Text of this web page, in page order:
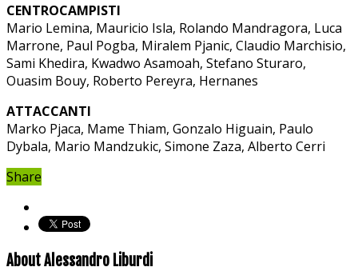
CENTROCAMPISTI
Mario Lemina, Mauricio Isla, Rolando Mandragora, Luca
Marrone, Paul Pogba, Miralem Pjanic, Claudio Marchisio,
Sami Khedira, Kwadwo Asamoah, Stefano Sturaro,
Ouasim Bouy, Roberto Pereyra, Hernanes
ATTACCANTI
Marko Pjaca, Mame Thiam, Gonzalo Higuain, Paulo
Dybala, Mario Mandzukic, Simone Zaza, Alberto Cerri
Share
About Alessandro Liburdi